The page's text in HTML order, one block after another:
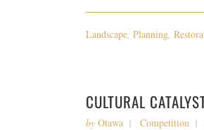
Landscape, Planning,
CULTURAL
by Otawa Competition